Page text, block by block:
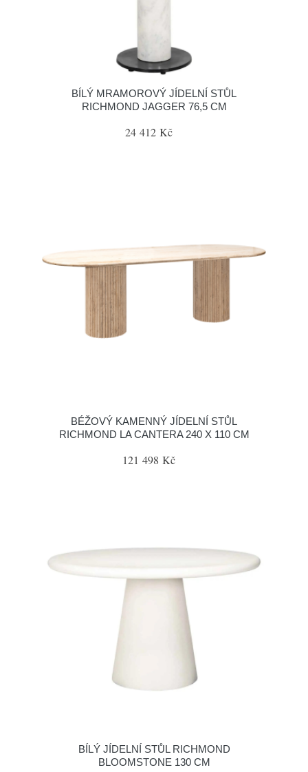
BÍLÝ MRAMOROVÝ JÍDELNÍ STŮL
RICHMOND JAGGER 76,5 CM
24 412 Kč
BÉŽOVÝ KAMENNÝ JÍDELNÍ STŮL
RICHMOND LA CANTERA 240 X 110 CM
121 498 Kč
BÍLÝ JÍDELNÍ STŮL RICHMOND
BLOOMSTONE 130 CM